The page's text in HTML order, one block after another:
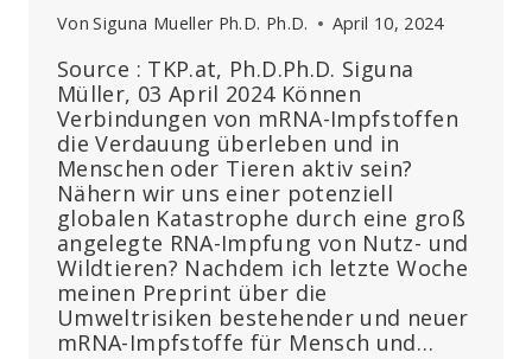
Von Siguna Mueller Ph.D. Ph.D. April 10, 2024
Source : TKP.at, Ph.D.Ph.D. Siguna
Müller, 03 April 2024 Können
Verbindungen von mRNA-Impfstoffen
die Verdauung überleben und in
Menschen oder Tieren aktiv sein?
Nähern wir uns einer potenziell
globalen Katastrophe durch eine groß
angelegte RNA-Impfung von Nutz- und
Wildtieren? Nachdem ich letzte Woche
meinen Preprint über die
Umweltrisiken bestehender und neuer
mRNA-Impfstoffe für Mensch und…